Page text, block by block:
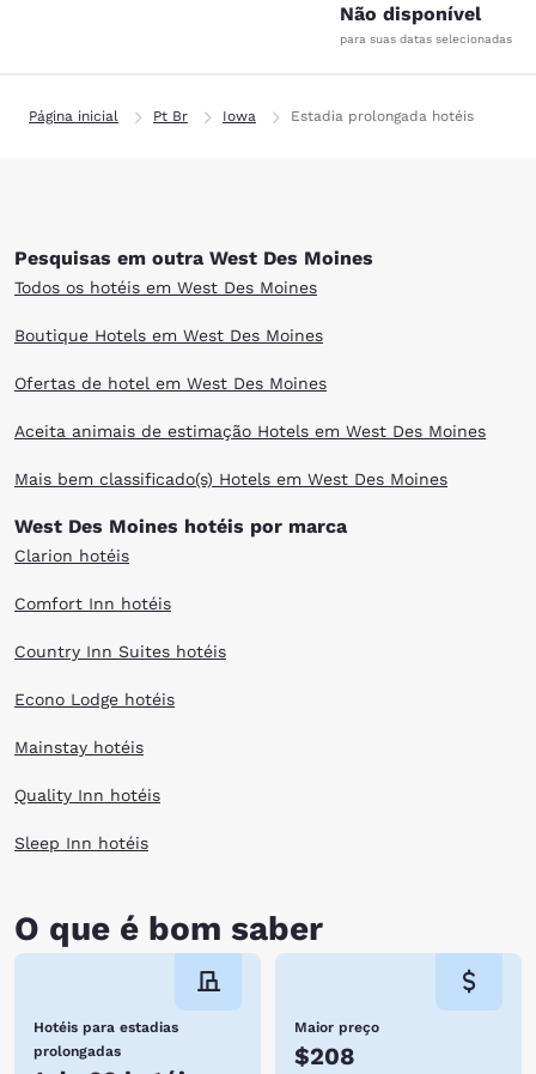
Não disponível
para suas datas selecionadas
Página inicial Pt Br Iowa Estadia prolongada hotéis
Pesquisas em outra West Des Moines
Todos os hotéis em West Des Moines
Boutique Hotels em West Des Moines
Ofertas de hotel em West Des Moines
Aceita animais de estimação Hotels em West Des Moines
Mais bem classificado(s) Hotels em West Des Moines
West Des Moines hotéis por marca
Clarion hotéis
Comfort Inn hotéis
Country Inn Suites hotéis
Econo Lodge hotéis
Mainstay hotéis
Quality Inn hotéis
Sleep Inn hotéis
O que é bom saber
Hotéis para estadias
prolongadas
Maior preço
$208